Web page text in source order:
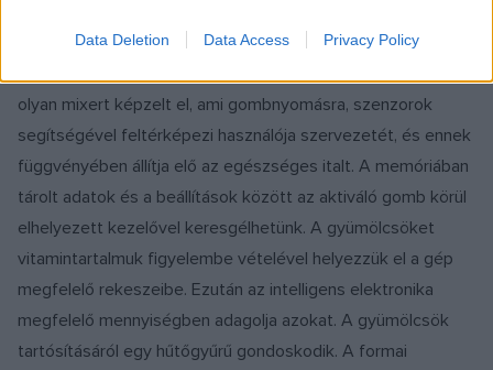
Data Deletion Data Access Privacy Policy
kevés gondot fordít a kiegyensúlyozott táplálkozásra. A
olyan mixert képzelt el, ami gombnyomásra, szenzorok
segítségével feltérképezi használója szervezetét, és ennek
függvényében állítja elő az egészséges italt. A memóriában
tárolt adatok és a beállítások között az aktiváló gomb körül
elhelyezett kezelővel keresgélhetünk. A gyümölcsöket
vitamintartalmuk figyelembe vételével helyezzük el a gép
megfelelő rekeszeibe. Ezután az intelligens elektronika
megfelelő mennyiségben adagolja azokat. A gyümölcsök
tartósításáról egy hűtőgyűrű gondoskodik. A formai